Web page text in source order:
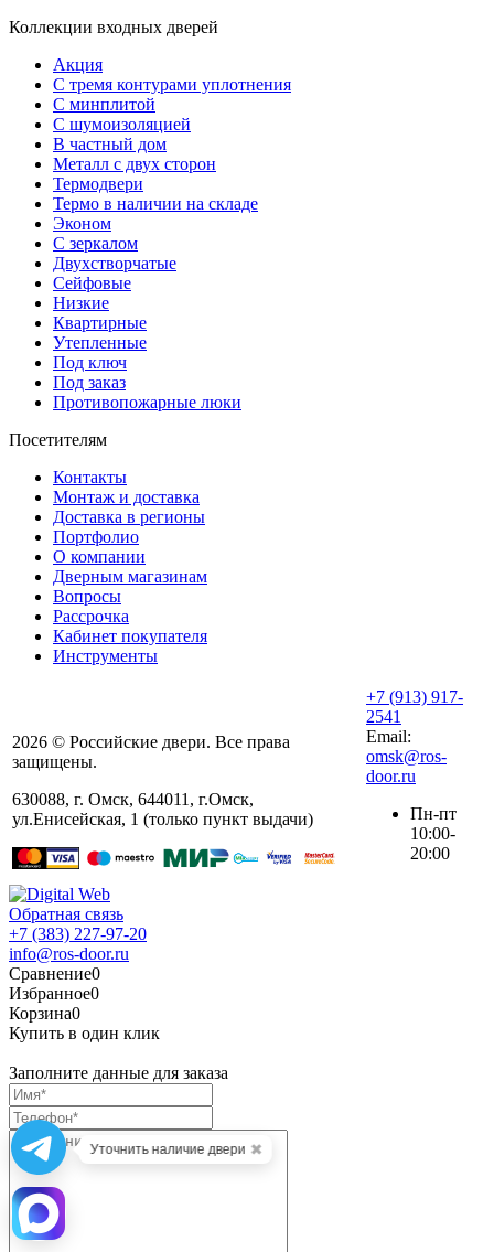
Коллекции входных дверей
Акция
С тремя контурами уплотнения
С минплитой
С шумоизоляцией
В частный дом
Металл с двух сторон
Термодвери
Термо в наличии на складе
Эконом
С зеркалом
Двухстворчатые
Сейфовые
Низкие
Квартирные
Утепленные
Под ключ
Под заказ
Противопожарные люки
Посетителям
Контакты
Монтаж и доставка
Доставка в регионы
Портфолио
О компании
Дверным магазинам
Вопросы
Рассрочка
Кабинет покупателя
Инструменты
2026 © Российские двери. Все права
защищены.
630088, г. Омск, 644011, г.Омск,
ул.Енисейская, 1 (только пункт выдачи)
Уточнить наличие двери ✖
+7 (913) 917-
2541
Email:
omsk@ros-
door.ru
Пн-пт
10:00-
20:00
Обратная связь
+7 (383) 227-97-20
info@ros-door.ru
Сравнение0
Избранное0
Корзина0
Купить в один клик
Заполните данные для заказа